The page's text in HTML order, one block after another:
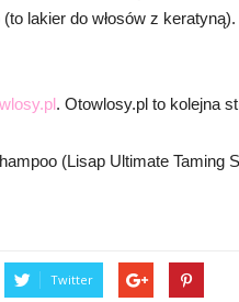
lakier do włosów z keratyną).
. Otowlosy.pl to kolejna
(Lisap Ultimate Taming
Twitter